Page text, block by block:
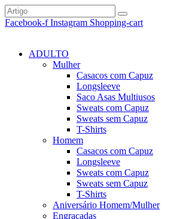
Facebook-f Instagram Shopping-cart
ADULTO
Mulher
Casacos com Capuz
Longsleeve
Saco Asas Multiusos
Sweats com Capuz
Sweats sem Capuz
T-Shirts
Homem
Casacos com Capuz
Longsleeve
Sweats com Capuz
Sweats sem Capuz
T-Shirts
Aniversário Homem/Mulher
Engraçadas